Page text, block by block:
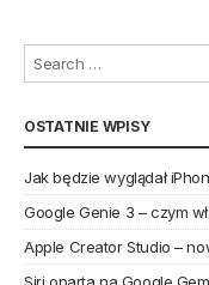
OSTATNIE WPISY
Jak będzie wyglądał
Google Genie 3 – czym
Apple Creator Studio –